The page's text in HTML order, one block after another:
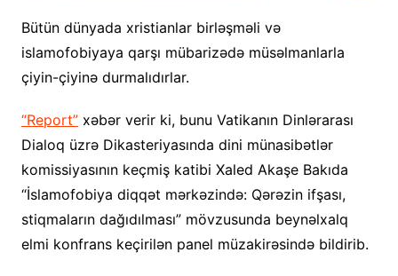
Bütün dünyada xristianlar birləşməli və
islamofobiyaya qarşı mübarizədə müsəlmanlarla
çiyin-çiyinə durmalıdırlar.
“Report”xəbər verir ki, bunu Vatikanın Dinlərarası
Dialoq üzrə Dikasteriyasında dini münasibətlər
komissiyasının keçmiş katibi Xaled Akaşe Bakıda
“İslamofobiya diqqət mərkəzində: Qərəzin ifşası,
stiqmaların dağıdılması” mövzusunda beynəlxalq
elmi konfrans keçirilən panel müzakirəsində bildirib.